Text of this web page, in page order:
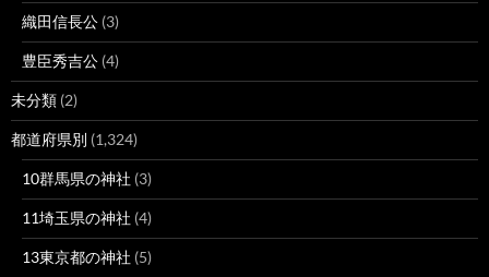
織田信長公 (3)
豊臣秀吉公 (4)
未分類 (2)
都道府県別 (1,324)
10群馬県の神社 (3)
11埼玉県の神社 (4)
13東京都の神社 (5)